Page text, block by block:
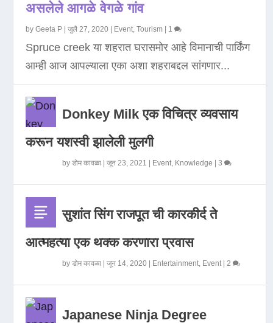
असलेले आगळे वेगळे गांव
byGeeta P |जुलै 27, 2020 Event,Tourism 1
Spruce creek या शहरात घरासमोर आहे विमानाची पार्किंग
आम्ही आज आपल्याला एका अशा शहराबद्दल सांगणार...
Donkey Milk एक विचित्र व्यवसाय
करून यशस्वी झालेली मुलगी
byडोम कावळा |जून 23, 2021 Event, Knowledge |3
सुशांत सिंग राजपूत ची कारकीर्द ते
आत्महत्या एक थक्क करणारा प्रवास
byडोम कावळा |जून 14, 2020 Entertainment, Event|2
Japanese Ninja Degree